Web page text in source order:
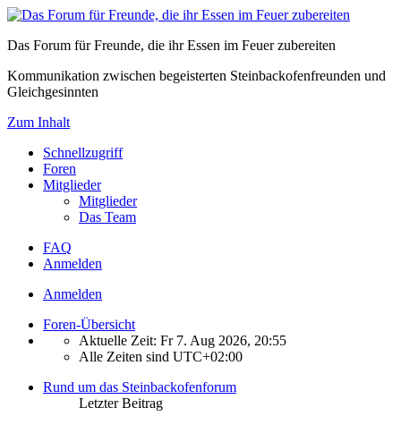
Das Forum für Freunde, die ihr Essen im Feuer zubereiten
Kommunikation zwischen begeisterten Steinbackofenfreunden und
Gleichgesinnten
Zum Inhalt
Schnellzugriff
Foren
Mitglieder
Mitglieder
Das Team
FAQ
Anmelden
Anmelden
Foren-Übersicht
Aktuelle Zeit: Fr 7. Aug 2026, 20:55
Alle Zeiten sind UTC+02:00
Rund um das Steinbackofenforum
Letzter Beitrag